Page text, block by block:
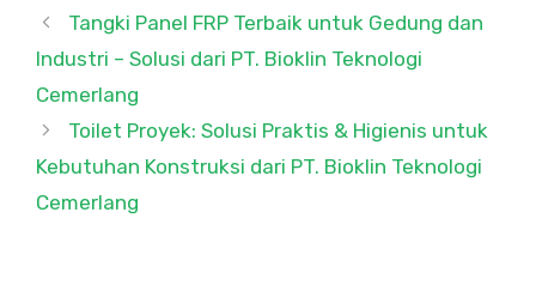
Tangki Panel FRP Terbaik untuk Gedung dan
Industri – Solusi dari PT. Bioklin Teknologi
Cemerlang
Toilet Proyek: Solusi Praktis & Higienis untuk
Kebutuhan Konstruksi dari PT. Bioklin Teknologi
Cemerlang